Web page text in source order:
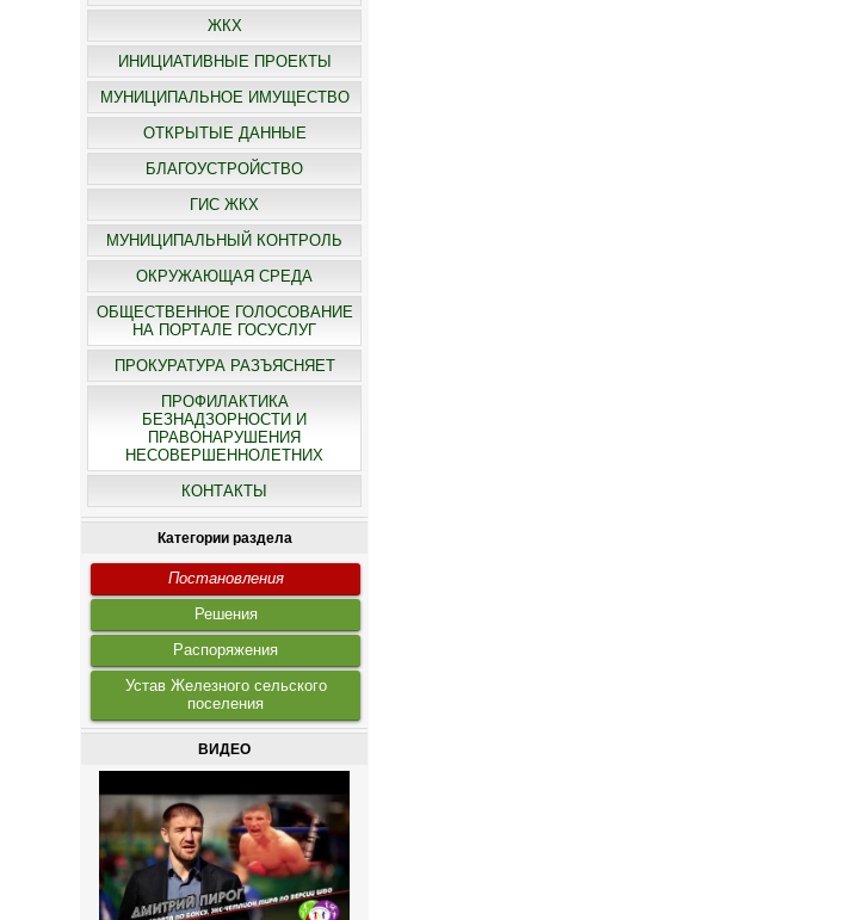
ЖКХ
ИНИЦИАТИВНЫЕ ПРОЕКТЫ
МУНИЦИПАЛЬНОЕ ИМУЩЕСТВО
ОТКРЫТЫЕ ДАННЫЕ
БЛАГОУСТРОЙСТВО
ГИС ЖКХ
МУНИЦИПАЛЬНЫЙ КОНТРОЛЬ
ОКРУЖАЮЩАЯ СРЕДА
ОБЩЕСТВЕННОЕ ГОЛОСОВАНИЕ
НА ПОРТАЛЕ ГОСУСЛУГ
ПРОКУРАТУРА РАЗЪЯСНЯЕТ
ПРОФИЛАКТИКА
БЕЗНАДЗОРНОСТИ И
ПРАВОНАРУШЕНИЯ
НЕСОВЕРШЕННОЛЕТНИХ
КОНТАКТЫ
Категории раздела
Постановления
Решения
Распоряжения
Устав Железного сельского
поселения
ВИДЕО